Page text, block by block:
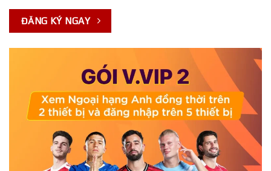
ĐĂNG KÝ NGAY